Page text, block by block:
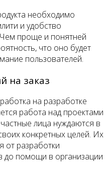
необходимо
и удобство
проще и понятней
что оно будет
пользователей.
на заказ
на разработке
работа над проектами
лица нуждаются в
конкретных целей. Их
от разработки
до помощи в организации